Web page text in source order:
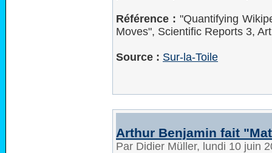
Référence : "Quantifying
Moves", Scientific Reports 3,
Source : Sur-la-Toile
Arthur Benjamin fait
Par Didier Müller, lundi 10 juin